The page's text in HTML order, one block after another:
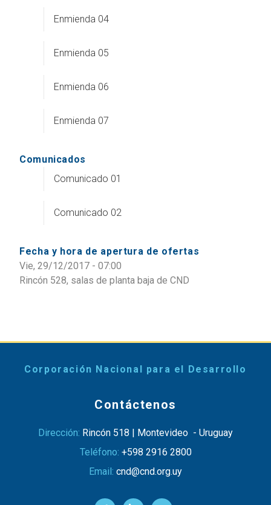
Enmienda 04
Enmienda 05
Enmienda 06
Enmienda 07
Comunicados
Comunicado 01
Comunicado 02
Fecha y hora de apertura de ofertas
Vie, 29/12/2017 - 07:00
Rincón 528, salas de planta baja de CND
Corporación Nacional para el Desarrollo
Contáctenos
Dirección: Rincón 518 | Montevideo - Uruguay
Teléfono: +598 2916 2800
Email: cnd@cnd.org.uy